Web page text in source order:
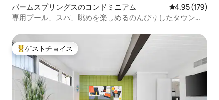
パームスプリングスのコンドミニアム レビュー179
4.95 (179)
専用プール、スパ、眺めを楽しめるのんびりしたタウンハ
大好評のゲストチョイスです。
ゲストチョイス